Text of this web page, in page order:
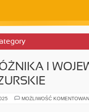
I
MOŻLIWOŚĆ